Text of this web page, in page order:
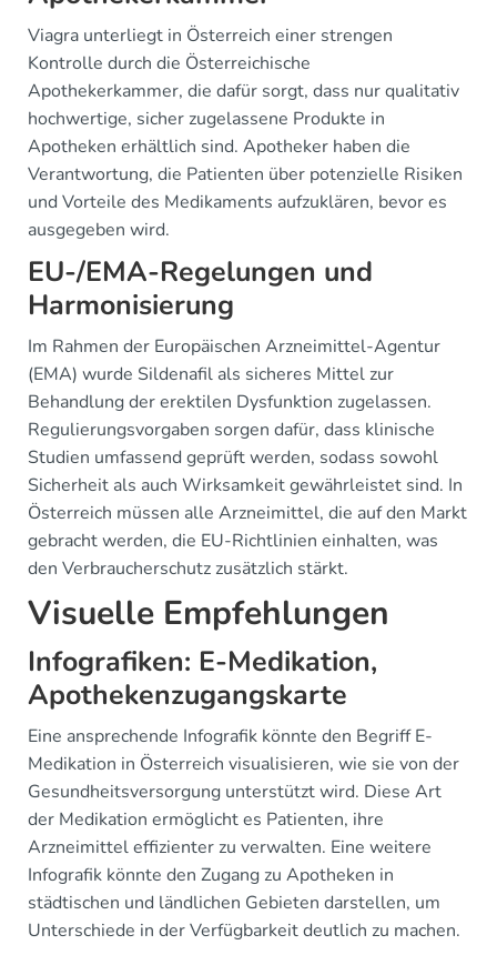
Viagra unterliegt in Österreich einer strengen
Kontrolle durch die Österreichische
Apothekerkammer, die dafür sorgt, dass nur qualitativ
hochwertige, sicher zugelassene Produkte in
Apotheken erhältlich sind. Apotheker haben die
Verantwortung, die Patienten über potenzielle Risiken
und Vorteile des Medikaments aufzuklären, bevor es
ausgegeben wird.
EU-/EMA-Regelungen und
Harmonisierung
Im Rahmen der Europäischen Arzneimittel-Agentur
(EMA) wurde Sildenafil als sicheres Mittel zur
Behandlung der erektilen Dysfunktion zugelassen.
Regulierungsvorgaben sorgen dafür, dass klinische
Studien umfassend geprüft werden, sodass sowohl
Sicherheit als auch Wirksamkeit gewährleistet sind. In
Österreich müssen alle Arzneimittel, die auf den Markt
gebracht werden, die EU-Richtlinien einhalten, was
den Verbraucherschutz zusätzlich stärkt.
Visuelle Empfehlungen
Infografiken: E-Medikation,
Apothekenzugangskarte
Eine ansprechende Infografik könnte den Begriff E-
Medikation in Österreich visualisieren, wie sie von der
Gesundheitsversorgung unterstützt wird. Diese Art
der Medikation ermöglicht es Patienten, ihre
Arzneimittel effizienter zu verwalten. Eine weitere
Infografik könnte den Zugang zu Apotheken in
städtischen und ländlichen Gebieten darstellen, um
Unterschiede in der Verfügbarkeit deutlich zu machen.